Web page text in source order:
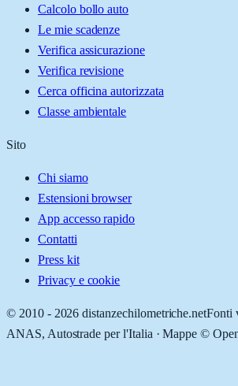
Calcolo bollo auto
Le mie scadenze
Verifica assicurazione
Verifica revisione
Cerca officina autorizzata
Classe ambientale
Sito
Chi siamo
Estensioni browser
App accesso rapido
Contatti
Press kit
Privacy e cookie
© 2010 - 2026 distanzechilometriche.netFonti
ANAS, Autostrade per l'Italia · Mappe ©